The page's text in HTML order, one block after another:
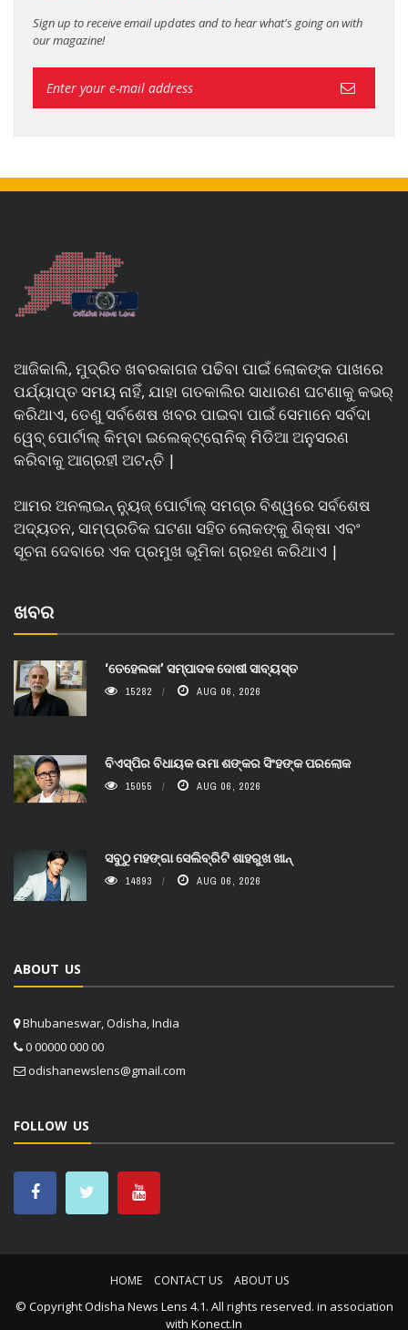
Sign up to receive email updates and to hear what's going on with
our magazine!
ଆଜିକାଲି, ମୁଦ୍ରିତ ଖବରକାଗଜ ପଢିବା ପାଇଁ ଲୋକଙ୍କ ପାଖରେ
ପର୍ଯ୍ୟାପ୍ତ ସମୟ ନାହିଁ, ଯାହା ଗତକାଲିର ସାଧାରଣ ଘଟଣାକୁ କଭର୍
କରିଥାଏ, ତେଣୁ ସର୍ବଶେଷ ଖବର ପାଇବା ପାଇଁ ସେମାନେ ସର୍ବଦା
ୱେବ୍ ପୋର୍ଟାଲ୍ କିମ୍ବା ଇଲେକ୍ଟ୍ରୋନିକ୍ ମିଡିଆ ଅନୁସରଣ
କରିବାକୁ ଆଗ୍ରହୀ ଅଟନ୍ତି |
ଆମର ଅନଲାଇନ୍ ନ୍ୟୁଜ୍ ପୋର୍ଟାଲ୍ ସମଗ୍ର ବିଶ୍ୱରେ ସର୍ବଶେଷ
ଅଦ୍ୟତନ, ସାମ୍ପ୍ରତିକ ଘଟଣା ସହିତ ଲୋକଙ୍କୁ ଶିକ୍ଷା ଏବଂ
ସୂଚନା ଦେବାରେ ଏକ ପ୍ରମୁଖ ଭୂମିକା ଗ୍ରହଣ କରିଥାଏ |
ଖବର
‘ତେହେଲକା’ ସମ୍ପାଦକ ଦୋଷୀ ସାବ୍ୟସ୍ତ
15282 AUG 06, 2026
ବିଏସ୍‌ପିର ବିଧାୟକ ଉମା ଶଙ୍କର ସିଂହଙ୍କ ପରଲୋକ
15055 AUG 06, 2026
ସବୁଠୁ ମହଙ୍ଗା ସେଲିବ୍ରିଟି ଶାହରୁଖ ଖାନ୍
14893 AUG 06, 2026
ABOUT US
Bhubaneswar, Odisha, India
0 00000 000 00
odishanewslens@gmail.com
FOLLOW US
HOME CONTACT US ABOUT US
© CopyrightOdisha News Lens 4.1. All rights reserved. in association
with Konect.In